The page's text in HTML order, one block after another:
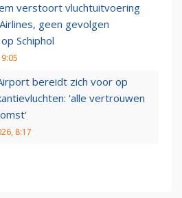
verstoort vluchtuitvoering
geen gevolgen
Schiphol
bereidt zich voor op
'alle vertrouwen
8:17